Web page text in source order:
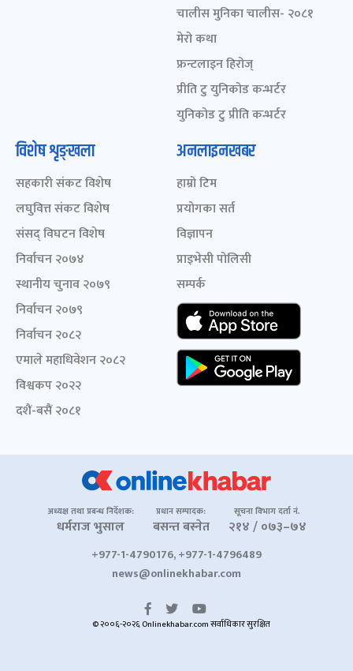
चालीस मुनिका चालीस- २०८१
मेरो कथा
फ्रन्टलाइन हिरोज्
प्रीति टु युनिकोड कन्भर्टर
युनिकोड टु प्रीति कन्भर्टर
विशेष शृङ्खला
सहकारी संकट विशेष
लघुवित्त संकट विशेष
संसद् विघटन विशेष
निर्वाचन २०७४
स्थानीय चुनाव २०७९
निर्वाचन २०७९
निर्वाचन २०८२
एमाले महाधिवेशन २०८२
विश्वकप २०२२
दशैं-बसैं २०८१
अनलाइनखबर
हाम्रो टिम
प्रयोगका सर्त
विज्ञापन
प्राइभेसी पोलिसी
सम्पर्क
अध्यक्ष तथा प्रबन्ध निर्देशक:
धर्मराज भुसाल
प्रधान सम्पादक:
बसन्त बस्नेत
सूचना विभाग दर्ता नं.
२१४ / ०७३–७४
+977-1-4790176, +977-1-4796489
news@onlinekhabar.com
© २००६-२०२६ Onlinekhabar.com सर्वाधिकार सुरक्षित